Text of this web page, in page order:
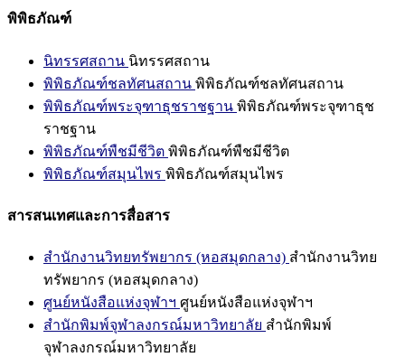
พิพิธภัณฑ์
นิทรรศสถาน นิทรรศสถาน
พิพิธภัณฑ์ชลทัศนสถาน พิพิธภัณฑ์ชลทัศนสถาน
พิพิธภัณฑ์พระจุฑาธุชราชฐาน พิพิธภัณฑ์พระจุฑาธุช
ราชฐาน
พิพิธภัณฑ์พืชมีชีวิต พิพิธภัณฑ์พืชมีชีวิต
พิพิธภัณฑ์สมุนไพร พิพิธภัณฑ์สมุนไพร
สารสนเทศและการสื่อสาร
สำนักงานวิทยทรัพยากร (หอสมุดกลาง) สำนักงานวิทย
ทรัพยากร (หอสมุดกลาง)
ศูนย์หนังสือแห่งจุฬาฯ ศูนย์หนังสือแห่งจุฬาฯ
สำนักพิมพ์จุฬาลงกรณ์มหาวิทยาลัย สำนักพิมพ์
จุฬาลงกรณ์มหาวิทยาลัย